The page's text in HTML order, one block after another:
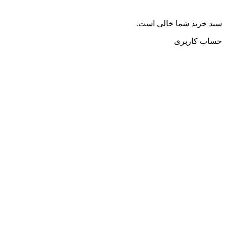
سبد خرید شما خالی است.
حساب کاربری